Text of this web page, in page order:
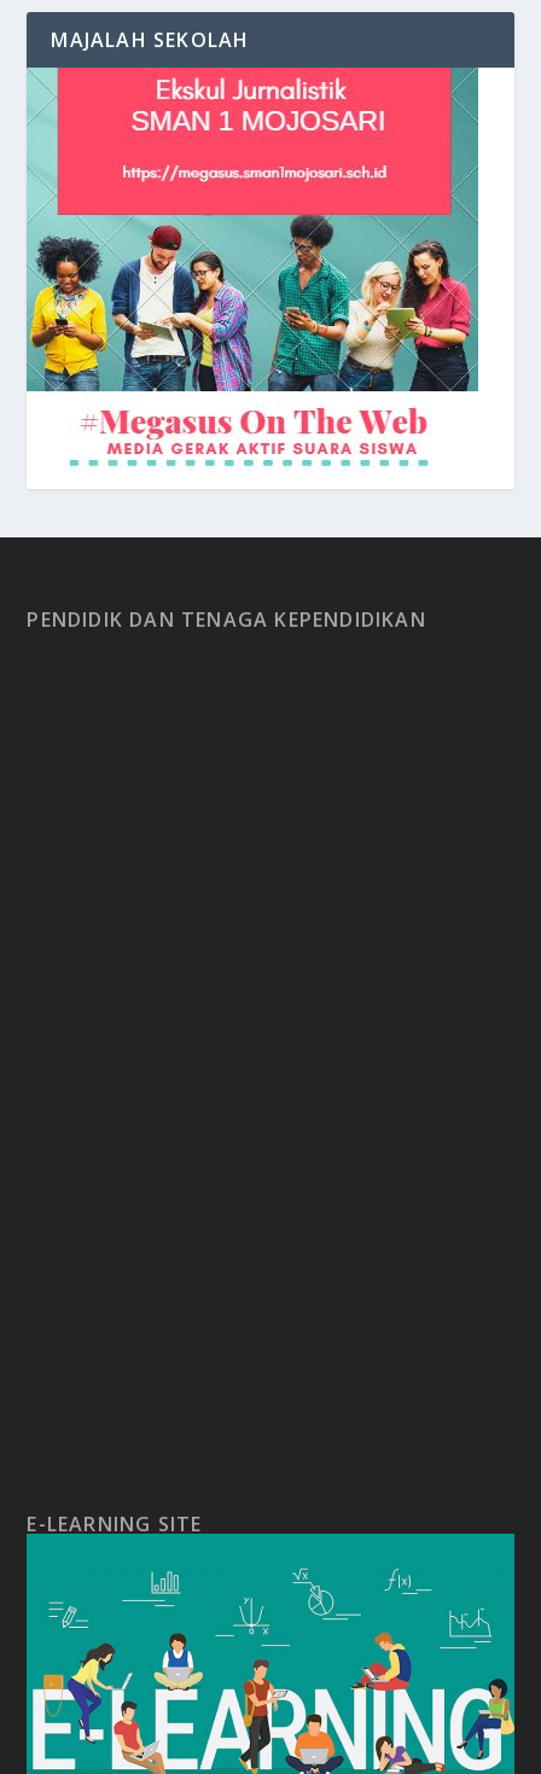
Kehangatan suasana di Halaman Gedung
Depan Sekolah
Keceriaan Siswa di depan Kelas
MAJALAH SEKOLAH
PENDIDIK DAN TENAGA KEPENDIDIKAN
E-LEARNING SITE